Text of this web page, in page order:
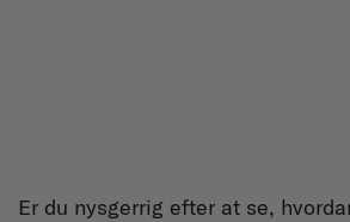
Er du nysgerrig efter at se,